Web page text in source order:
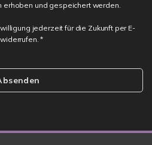
erhoben und gespeichert werden.
jederzeit für die Zukunft per E-
*